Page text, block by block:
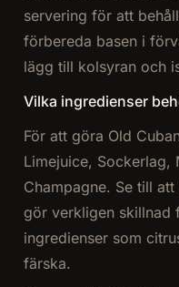
servering för att
förbereda basen i
lägg till kolsyran och
Vilka ingredienser
För att göra Old
Limejuice, Sockerlag,
Champagne. Se till
gör verkligen skillnad
ingredienser som
färska.